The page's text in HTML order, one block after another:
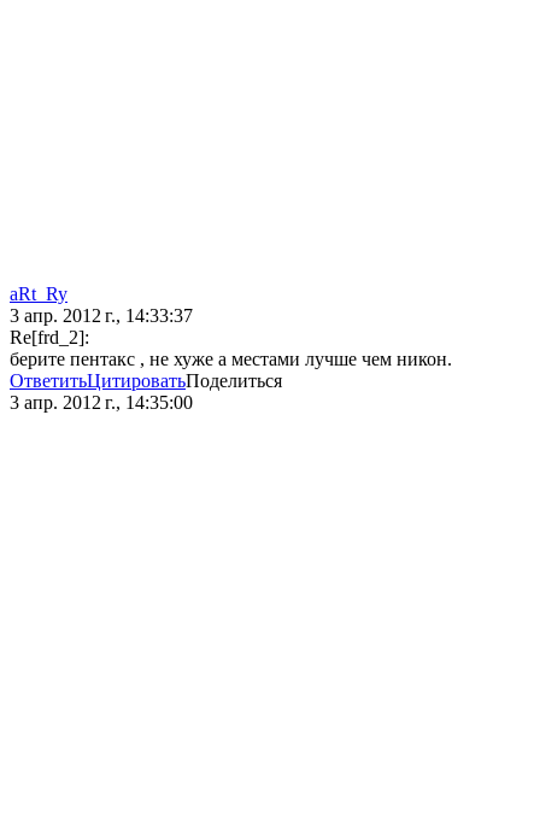
aRt_Ry
3 апр. 2012 г., 14:33:37
Re[frd_2]:
берите пентакс , не хуже а местами лучше чем никон.
ОтветитьЦитироватьПоделиться
3 апр. 2012 г., 14:35:00